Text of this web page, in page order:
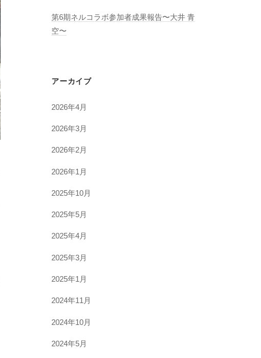
第6期ネルコラボ参加者成果報告〜大井 青
空〜
アーカイブ
2026年4月
2026年3月
2026年2月
2026年1月
2025年10月
2025年5月
2025年4月
2025年3月
2025年1月
2024年11月
2024年10月
2024年5月